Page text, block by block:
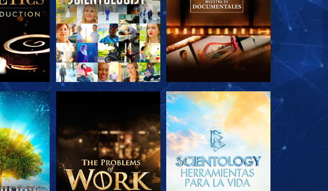
EXPLORA LAS SERIES